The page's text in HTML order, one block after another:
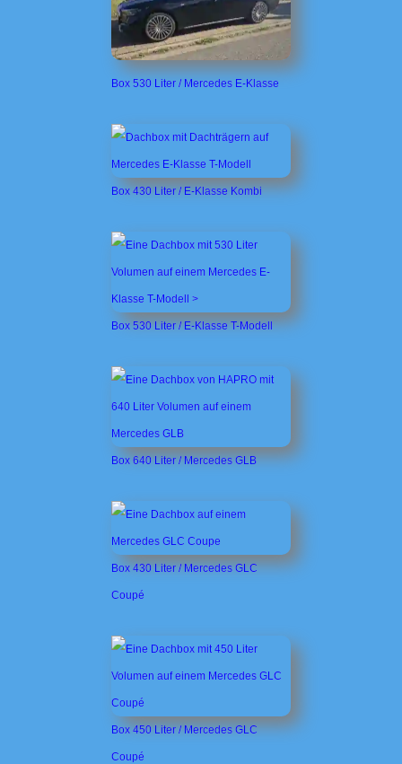
Box 530 Liter / Mercedes E-Klasse
Box 430 Liter / E-Klasse Kombi
Box 530 Liter / E-Klasse T-Modell
Box 640 Liter / Mercedes GLB
Box 430 Liter / Mercedes GLC
Coupé
Box 450 Liter / Mercedes GLC
Coupé